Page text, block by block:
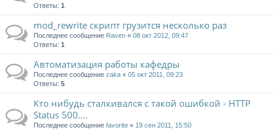
Ответы: 1
mod_rewrite скрипт грузится несколько раз
Последнее сообщение Raven « 08 окт 2012, 09:47
Ответы: 1
Автоматизация работы кафедры
Последнее сообщение zaka « 05 окт 2011, 09:23
Ответы: 5
Кто нибудь сталкивался с такой ошибкой - HTTP
Status 500....
Последнее сообщение favorite « 19 сен 2011, 15:50